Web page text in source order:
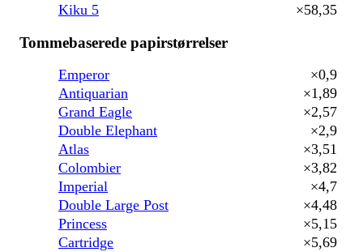
Kiku 5
×58,35
Tommebaserede papirstørrelser
Emperor
×0,9
Antiquarian
×1,89
Grand Eagle
×2,57
Double Elephant
×2,9
Atlas
×3,51
Colombier
×3,82
Imperial
×4,7
Double Large Post
×4,48
Princess
×5,15
Cartridge
×5,69